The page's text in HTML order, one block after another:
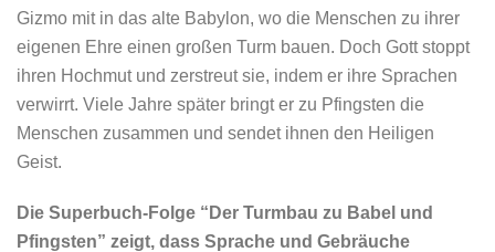
Gizmo mit in das alte Babylon, wo die Menschen zu ihrer
eigenen Ehre einen großen Turm bauen. Doch Gott stoppt
ihren Hochmut und zerstreut sie, indem er ihre Sprachen
verwirrt. Viele Jahre später bringt er zu Pfingsten die
Menschen zusammen und sendet ihnen den Heiligen
Geist.
Die Superbuch-Folge “Der Turmbau zu Babel und
Pfingsten” zeigt, dass Sprache und Gebräuche